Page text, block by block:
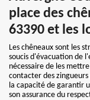
place des
63390 et les
Les chêneaux sont les
soucis d'évacuation de
nécessaire de les
contacter des
la capacité de garantir
son assurance du